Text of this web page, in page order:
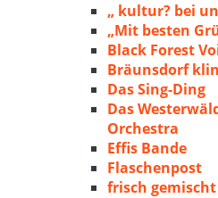
„ kultur? bei
„Mit besten
Black Forest
Bräunsdorf
Das Sing-Ding
Das
Orchestra
Effis Bande
Flaschenpost
frisch gemischt